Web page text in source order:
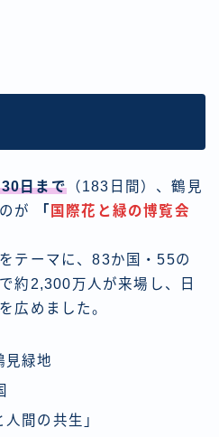
日まで（183日間）、鶴見
が
「 国際花と緑の博覧会
をテーマに、83か国・55の
約2,300万人が来場し、日
広めました。
見緑地
人間の共生」